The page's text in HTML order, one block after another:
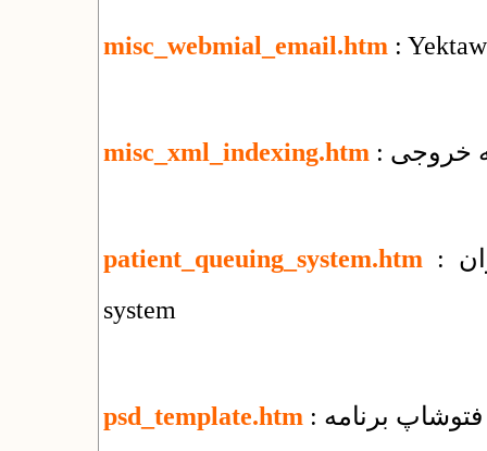
misc_webmial_email.htm :
misc_xml_indexing.htm
patient_queuing_system.htm : سامانه نوبت دهی بیماران : patient queuing
system
psd_template.htm فتوشاپ برنامه